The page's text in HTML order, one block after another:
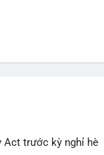
Act trước kỳ nghỉ hè